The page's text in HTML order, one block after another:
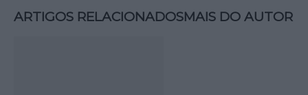
ARTIGOS RELACIONADOSMAIS DO AUTOR